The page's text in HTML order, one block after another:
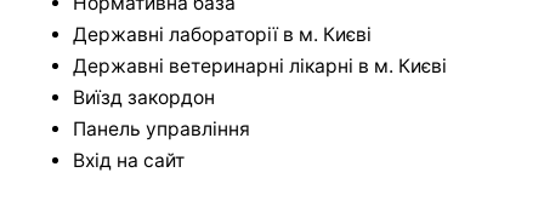
Державні лабораторії в м. Києві
Державні ветеринарні лікарні в м. Києві
Виїзд закордон
Панель управління
Вхід на сайт